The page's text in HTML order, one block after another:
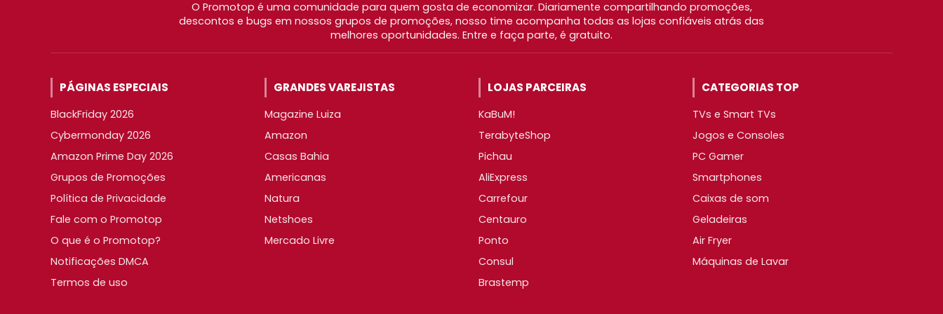
O Promotop é uma comunidade para quem gosta de economizar. Diariamente compartilhando promoções,
descontos e bugs em nossos grupos de promoções, nosso time acompanha todas as lojas confiáveis atrás das
melhores oportunidades. Entre e faça parte, é gratuito.
PÁGINAS ESPECIAIS
BlackFriday 2026
Cybermonday 2026
Amazon Prime Day 2026
Grupos de Promoções
Política de Privacidade
Fale com o Promotop
O que é o Promotop?
Notificações DMCA
Termos de uso
GRANDES VAREJISTAS
Magazine Luiza
Amazon
Casas Bahia
Americanas
Natura
Netshoes
Mercado Livre
LOJAS PARCEIRAS
KaBuM!
TerabyteShop
Pichau
AliExpress
Carrefour
Centauro
Ponto
Consul
Brastemp
CATEGORIAS TOP
TVs e Smart TVs
Jogos e Consoles
PC Gamer
Smartphones
Caixas de som
Geladeiras
Air Fryer
Máquinas de Lavar